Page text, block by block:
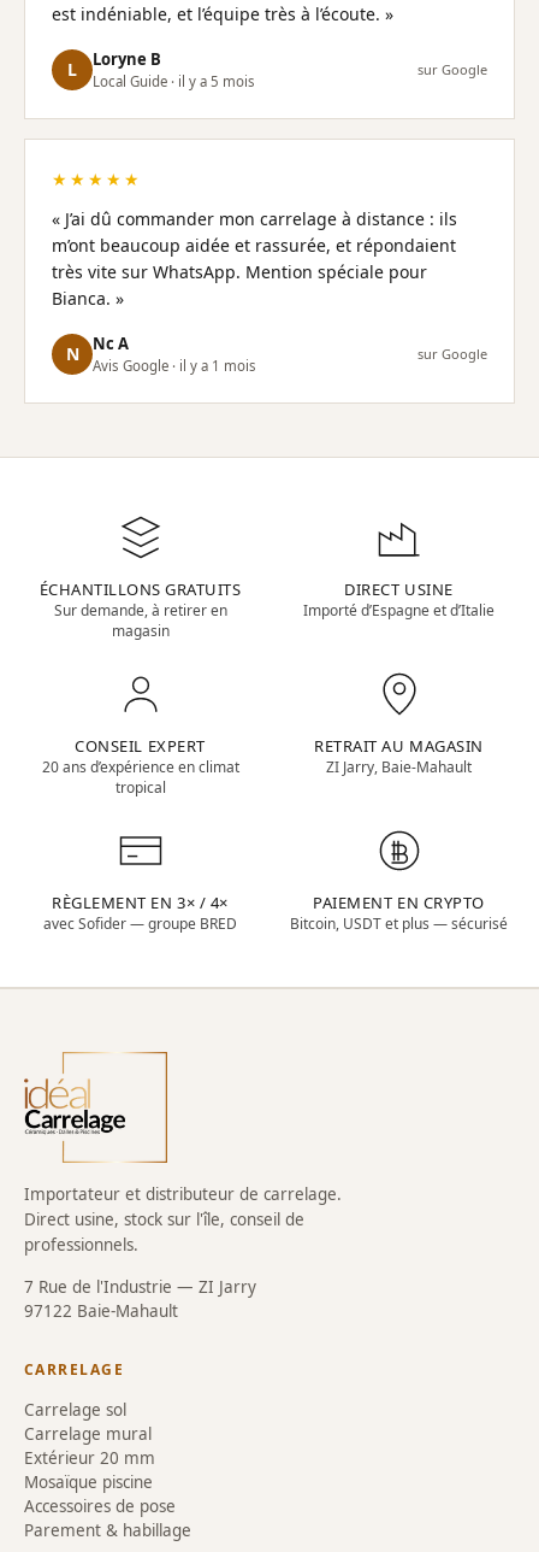
est indéniable, et l’équipe très à l’écoute. »
L Loryne B
Local Guide · il y a 5 mois
sur Google
★★★★★
« J’ai dû commander mon carrelage à distance : ils
m’ont beaucoup aidée et rassurée, et répondaient
très vite sur WhatsApp. Mention spéciale pour
Bianca. »
N Nc A
Avis Google · il y a 1 mois
sur Google
ÉCHANTILLONS GRATUITS
Sur demande, à retirer en
magasin
DIRECT USINE
Importé d’Espagne et d’Italie
CONSEIL EXPERT
20 ans d’expérience en climat
tropical
RETRAIT AU MAGASIN
ZI Jarry, Baie-Mahault
RÈGLEMENT EN 3× / 4×
avec Sofider — groupe BRED
PAIEMENT EN CRYPTO
Bitcoin, USDT et plus — sécurisé
Importateur et distributeur de carrelage.
Direct usine, stock sur l'île, conseil de
professionnels.
7 Rue de l'Industrie — ZI Jarry
97122 Baie-Mahault
CARRELAGE
Carrelage sol
Carrelage mural
Extérieur 20 mm
Mosaïque piscine
Accessoires de pose
Parement & habillage